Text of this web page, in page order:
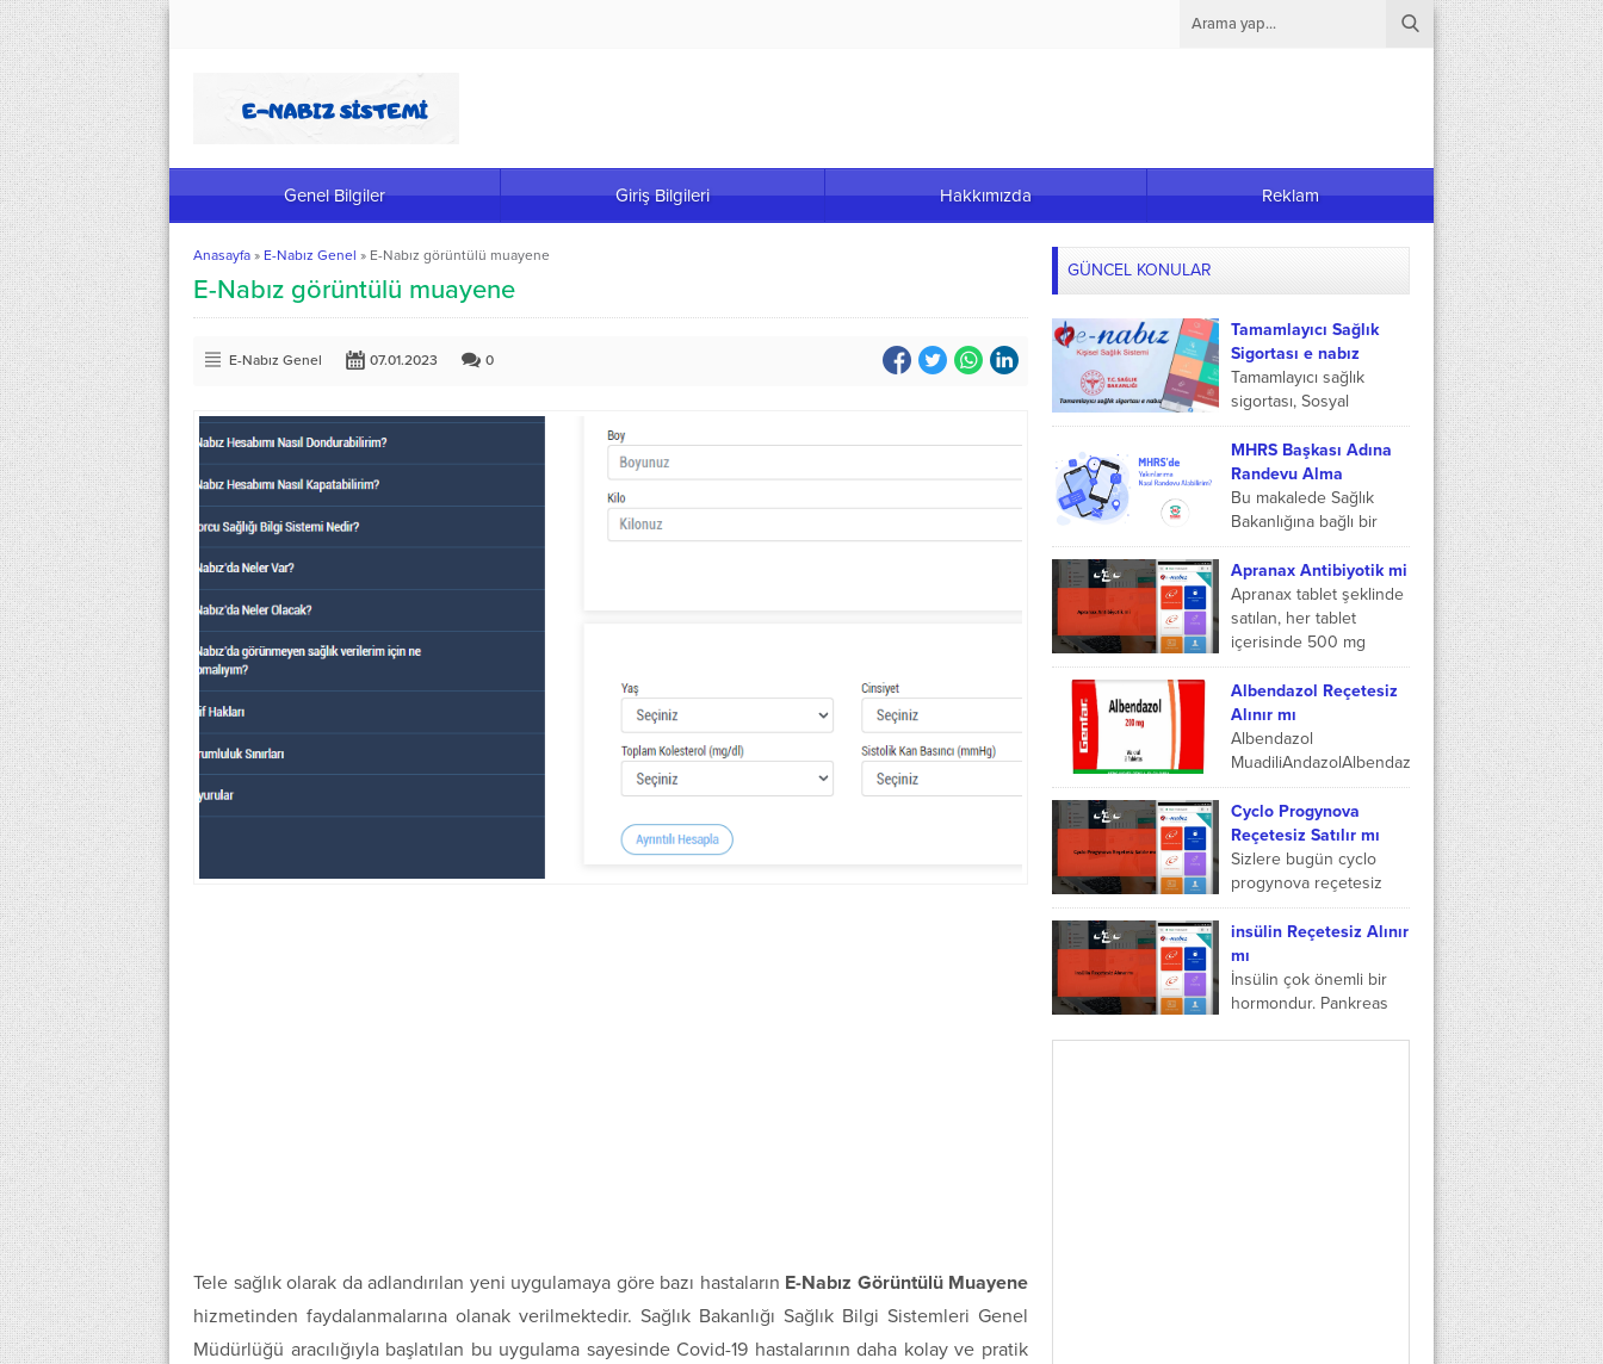
Genel Bilgiler Giriş Bilgileri Hakkımızda Reklam
Anasayfa » E-Nabız Genel » E-Nabız görüntülü muayene
E-Nabız görüntülü muayene
E-Nabız Genel 07.01.2023 0
Tele sağlık olarak da adlandırılan yeni uygulamaya göre bazı hastaların E-Nabız Görüntülü Muayene
hizmetinden faydalanmalarına olanak verilmektedir. Sağlık Bakanlığı Sağlık Bilgi Sistemleri Genel
Müdürlüğü aracılığıyla başlatılan bu uygulama sayesinde Covid-19 hastalarının daha kolay ve pratik
GÜNCEL KONULAR
Tamamlayıcı Sağlık
Sigortası e nabız
Tamamlayıcı sağlık
sigortası, Sosyal
Güvenlik Kurumuna
bağlı çalışanların özel
sağlık kuruluşlarında
SGK kapsamı dışında
kalan sağlık giderlerini
karşılaması için sigorta...
MHRS Başkası Adına
Randevu Alma
Bu makalede Sağlık
Bakanlığına bağlı bir
uygulama olan
MHRS(Merkezi Hekim
Randevu Sistemi) ile
online olarak nasıl
randevu alınacağı
anlatılmıştır. MHRS nedir
MHRS;...
Apranax Antibiyotik mi
Apranax tablet şeklinde
satılan, her tablet
içerisinde 500 mg
naproksen sodyum
içeren bir ilaçtır.
Apranax antibiyotik mi
ile alakalı araştırılan...
Albendazol Reçetesiz
Alınır mı
Albendazol
MuadiliAndazolAlbendazol
Fiyat 202334.98
TLBarkod
Numarası8699578090098
Albendazol reçetesiz
alınır mı sorusundan
bahsetmeden evvel,
Albendazol ne işe yarar
cevaplamak gerekirse,
Albendazol; birçok...
Cyclo Progynova
Reçetesiz Satılır mı
Sizlere bugün cyclo
progynova reçetesiz
alınır mı, cyclo
progynova reçetesiz
satılır mı, cyclo
progynova aç mı tok mu
alınır ve...
insülin Reçetesiz Alınır
mı
İnsülin çok önemli bir
hormondur. Pankreas